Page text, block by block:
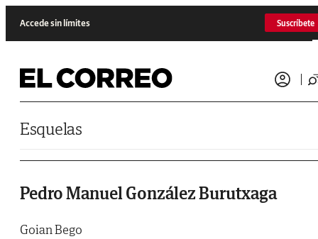
Accede sin límites Suscríbete
Esquelas
Pedro Manuel González Burutxaga
Goian Bego